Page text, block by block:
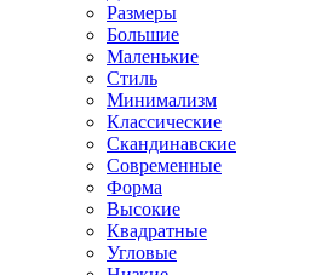
Размеры
Большие
Маленькие
Стиль
Минимализм
Классические
Скандинавские
Современные
Форма
Высокие
Квадратные
Угловые